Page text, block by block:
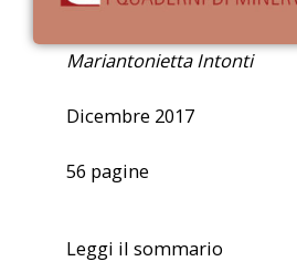
Mariantonietta Intonti
Dicembre 2017
56 pagine
Leggi il sommario